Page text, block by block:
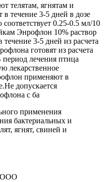
телятам, ягнятам и
в течение 3-5 дней в дозе
0.25-0.5 мл/10
Энрофлон 10% раствор
3-5 дней из расчета
готовят из расчета
лечения птица
лекарственное
применяют в
допускается
с ба
применения
бактериальных и
ягнят, свиней и